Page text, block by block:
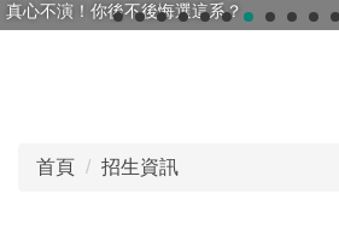
真心不演！你後不後悔選這系？
首頁 招生資訊